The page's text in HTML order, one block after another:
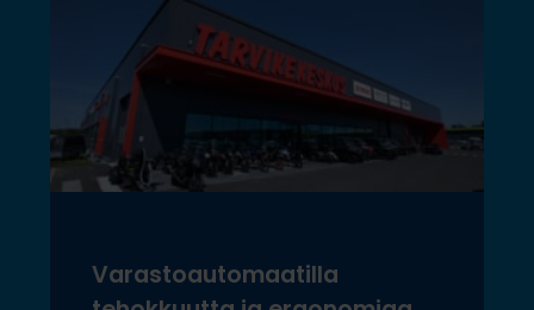
Varastoautomaatilla